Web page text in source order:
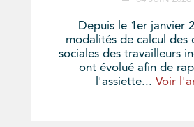
Depuis le 1er janvier
modalités de calcul des
sociales des travailleurs
ont évolué afin de
l'assiette... Voir